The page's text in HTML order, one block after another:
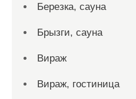
Березка, сауна
Брызги, сауна
Вираж
Вираж, гостиница